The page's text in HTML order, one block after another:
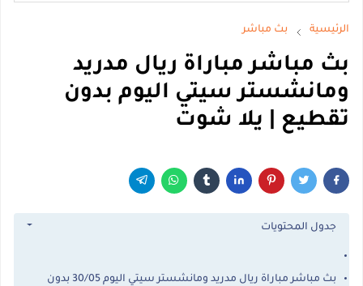
الرئيسية بث مباشر
بث مباشر مباراة ريال مدريد
ومانشستر سيتي اليوم بدون
تقطيع | يلا شوت
جدول المحتويات
بث مباشر مباراة ريال مدريد ومانشستر سيتي اليوم 30/05 بدون